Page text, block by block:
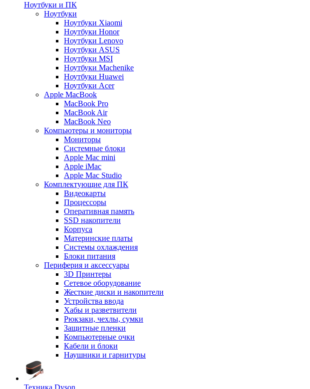
Ноутбуки и ПК
Ноутбуки
Ноутбуки Xiaomi
Ноутбуки Honor
Ноутбуки Lenovo
Ноутбуки ASUS
Ноутбуки MSI
Ноутбуки Machenike
Ноутбуки Huawei
Ноутбуки Acer
Apple MacBook
MacBook Pro
MacBook Air
MacBook Neo
Компьютеры и мониторы
Мониторы
Системные блоки
Apple Mac mini
Apple iMac
Apple Mac Studio
Комплектующие для ПК
Видеокарты
Процессоры
Оперативная память
SSD накопители
Корпуса
Материнские платы
Системы охлаждения
Блоки питания
Периферия и аксессуары
3D Принтеры
Сетевое оборудование
Жесткие диски и накопители
Устройства ввода
Хабы и разветвители
Рюкзаки, чехлы, сумки
Защитные пленки
Компьютерные очки
Кабели и блоки
Наушники и гарнитуры
Техника Dyson